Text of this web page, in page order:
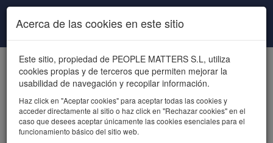
Pasar al contenido principal
powered by talent
Acerca de las cookies en este sitio
Este sitio, propiedad de PEOPLE MATTERS S.L, utiliza
cookies propias y de terceros que permiten mejorar la
usabilidad de navegación y recopilar información.
Haz click en "Aceptar cookies" para aceptar todas las cookies y
acceder directamente al sitio o haz click en "Rechazar cookies" en el
caso que desees aceptar únicamente las cookies esenciales para el
funcionamiento básico del sitio web.